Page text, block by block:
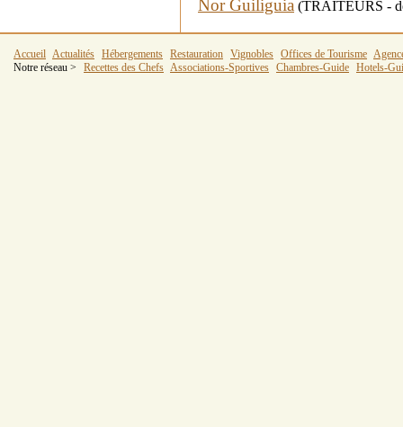
Nor Guiliguia (TRAITEURS -
Accueil Actualités Hébergements Restauration Vignobles Offices de Tourisme
Notre réseau >
Recettes des Chefs Associations-Sportives Chambres-Guide Hotels-